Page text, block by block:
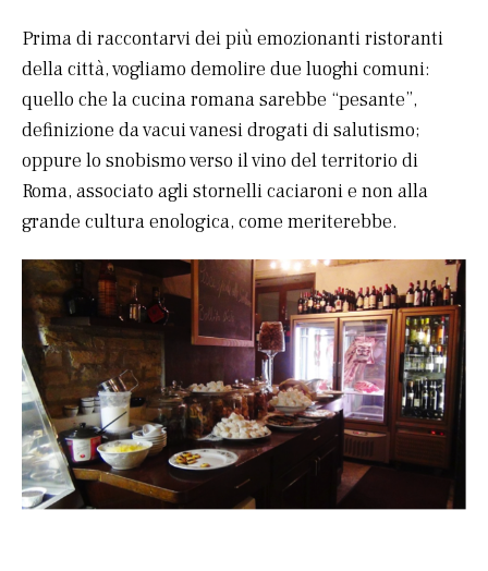
Prima di raccontarvi dei più emozionanti ristoranti
della città, vogliamo demolire due luoghi comuni:
quello che la cucina romana sarebbe “pesante”,
definizione da vacui vanesi drogati di salutismo;
oppure lo snobismo verso il vino del territorio di
Roma, associato agli stornelli caciaroni e non alla
grande cultura enologica, come meriterebbe.